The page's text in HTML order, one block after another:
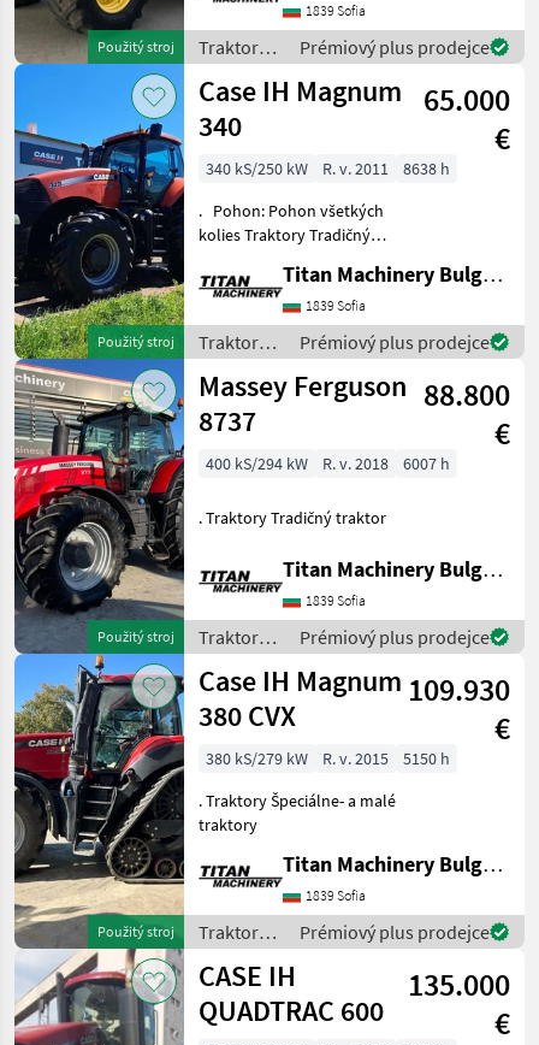
Case
IH
Ferguson
MARKETPLACE
Marketplace
Nabídky
prodejců
Použitý stroj
1839 Sofia
Traktory /
John
Deere
Prémiový plus prodejce
Použitý stroj
Case IH Magnum
340
65.000
€
340 kS/250 kW R. v. 2011
8638 h
. Pohon: Pohon všetkých
kolies Traktory Tradičný
Titan Machinery Bulgaria EAD
1839 Sofia
Traktory /
Case IH
Prémiový plus prodejce
Použitý stroj
Massey Ferguson
8737
88.800
€
400 kS/294 kW R. v. 2018 6007 h
. Traktory Tradičný traktor
Titan Machinery Bulgaria EAD
1839 Sofia
Traktory /
Massey
Ferguson
Prémiový plus prodejce
Použitý stroj
Case IH Magnum
380 CVX
109.930
€
380 kS/279 kW R. v. 2015
5150 h
. Traktory Špeciálne- a malé
traktory
Titan Machinery Bulgaria EAD
1839 Sofia
Traktory /
Case IH
Prémiový plus prodejce
CASE IH
QUADTRAC 600
135.000
€